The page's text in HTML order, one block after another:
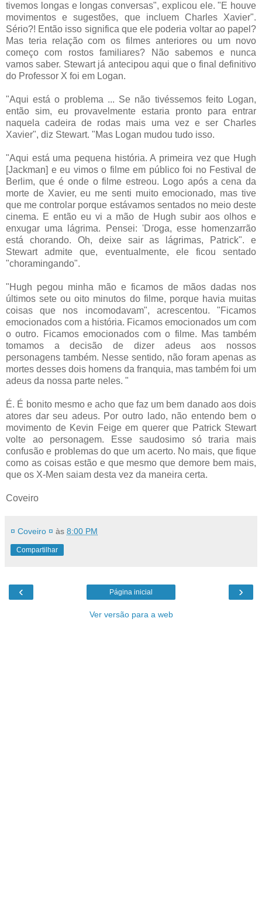
tivemos longas e longas conversas", explicou ele. "E houve
movimentos e sugestões, que incluem Charles Xavier".
Sério?! Então isso significa que ele poderia voltar ao papel?
Mas teria relação com os filmes anteriores ou um novo
começo com rostos familiares? Não sabemos e nunca
vamos saber. Stewart já antecipou aqui que o final definitivo
do Professor X foi em Logan.
"Aqui está o problema ... Se não tivéssemos feito Logan,
então sim, eu provavelmente estaria pronto para entrar
naquela cadeira de rodas mais uma vez e ser Charles
Xavier", diz Stewart. "Mas Logan mudou tudo isso.
"Aqui está uma pequena história. A primeira vez que Hugh
[Jackman] e eu vimos o filme em público foi no Festival de
Berlim, que é onde o filme estreou. Logo após a cena da
morte de Xavier, eu me senti muito emocionado, mas tive
que me controlar porque estávamos sentados no meio deste
cinema. E então eu vi a mão de Hugh subir aos olhos e
enxugar uma lágrima. Pensei: 'Droga, esse homenzarrão
está chorando. Oh, deixe sair as lágrimas, Patrick". e
Stewart admite que, eventualmente, ele ficou sentado
"choramingando".
"Hugh pegou minha mão e ficamos de mãos dadas nos
últimos sete ou oito minutos do filme, porque havia muitas
coisas que nos incomodavam", acrescentou. "Ficamos
emocionados com a história. Ficamos emocionados um com
o outro. Ficamos emocionados com o filme. Mas também
tomamos a decisão de dizer adeus aos nossos
personagens também. Nesse sentido, não foram apenas as
mortes desses dois homens da franquia, mas também foi um
adeus da nossa parte neles. "
É. É bonito mesmo e acho que faz um bem danado aos dois
atores dar seu adeus. Por outro lado, não entendo bem o
movimento de Kevin Feige em querer que Patrick Stewart
volte ao personagem. Esse saudosimo só traria mais
confusão e problemas do que um acerto. No mais, que fique
como as coisas estão e que mesmo que demore bem mais,
que os X-Men saiam desta vez da maneira certa.
Coveiro
¤ Coveiro ¤ às 8:00 PM
Compartilhar
‹ ›
Página inicial
Ver versão para a web